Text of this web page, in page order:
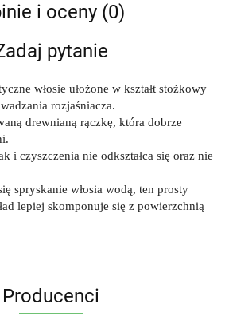
i oceny (0)
pytanie
włosie ułożone w kształt stożkowy
rozjaśniacza.
drewnianą rączkę, która dobrze
i czyszczenia nie odkształca się oraz nie
spryskanie włosia wodą, ten prosty
lepiej skomponuje się z powierzchnią
Producenci